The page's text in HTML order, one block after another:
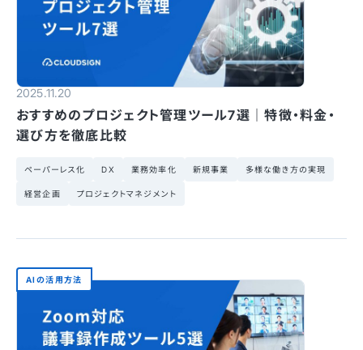
2025.11.20
おすすめのプロジェクト管理ツール7選｜特徴・料金・
選び方を徹底比較
ペーパーレス化 DX 業務効率化 新規事業 多様な働き方の実現
経営企画 プロジェクトマネジメント
AIの活用方法